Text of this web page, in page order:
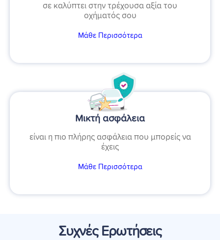
σε καλύπτει στην τρέχουσα αξία του
οχήματός σου
Μάθε Περισσότερα
Μικτή ασφάλεια
είναι η πιο πλήρης ασφάλεια που μπορείς να
έχεις
Μάθε Περισσότερα
Συχνές Ερωτήσεις